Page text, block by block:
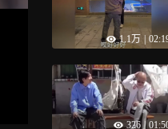
1.1万
326 |